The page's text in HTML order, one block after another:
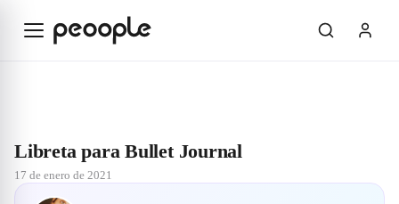
Libreta para Bullet Journal
17 de enero de 2021